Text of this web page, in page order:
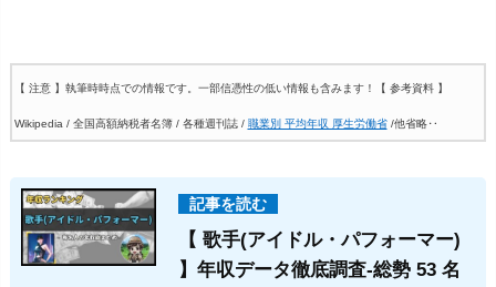
【 注意 】執筆時時点での情報です。一部信憑性の低い情報も含みます！ 【 参考資料 】
Wikipedia / 全国高額納税者名簿 / 各種週刊誌 / 職業別 平均年収 厚生労働省/他省略‥
【 歌手(アイドル・パフォーマー)
】年収データ徹底調査-総勢 53 名